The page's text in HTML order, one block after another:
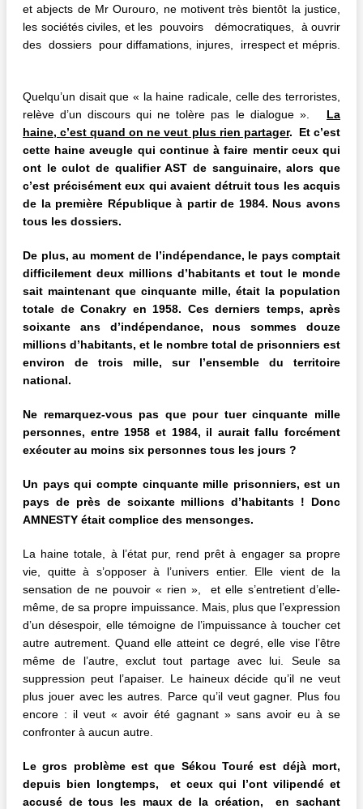
et abjects de Mr Ourouro, ne motivent très bientôt la justice,
les sociétés civiles, et les pouvoirs démocratiques, à ouvrir
des dossiers pour diffamations, injures, irrespect et mépris.
Quelqu’un disait que « la haine radicale, celle des terroristes,
relève d’un discours qui ne tolère pas le dialogue ». La
haine, c’est quand on ne veut plus rien partager. Et c’est
cette haine aveugle qui continue à faire mentir ceux qui
ont le culot de qualifier AST de sanguinaire, alors que
c’est précisément eux qui avaient détruit tous les acquis
de la première République à partir de 1984. Nous avons
tous les dossiers.
De plus, au moment de l’indépendance, le pays comptait
difficilement deux millions d’habitants et tout le monde
sait maintenant que cinquante mille, était la population
totale de Conakry en 1958. Ces derniers temps, après
soixante ans d’indépendance, nous sommes douze
millions d’habitants, et le nombre total de prisonniers est
environ de trois mille, sur l’ensemble du territoire
national.
Ne remarquez-vous pas que pour tuer cinquante mille
personnes, entre 1958 et 1984, il aurait fallu forcément
exécuter au moins six personnes tous les jours ?
Un pays qui compte cinquante mille prisonniers, est un
pays de près de soixante millions d’habitants ! Donc
AMNESTY était complice des mensonges.
La haine totale, à l’état pur, rend prêt à engager sa propre
vie, quitte à s’opposer à l’univers entier. Elle vient de la
sensation de ne pouvoir « rien », et elle s’entretient d’elle-
même, de sa propre impuissance. Mais, plus que l’expression
d’un désespoir, elle témoigne de l’impuissance à toucher cet
autre autrement. Quand elle atteint ce degré, elle vise l’être
même de l’autre, exclut tout partage avec lui. Seule sa
suppression peut l’apaiser. Le haineux décide qu’il ne veut
plus jouer avec les autres. Parce qu’il veut gagner. Plus fou
encore : il veut « avoir été gagnant » sans avoir eu à se
confronter à aucun autre.
Le gros problème est que Sékou Touré est déjà mort,
depuis bien longtemps, et ceux qui l’ont vilipendé et
accusé de tous les maux de la création, en sachant